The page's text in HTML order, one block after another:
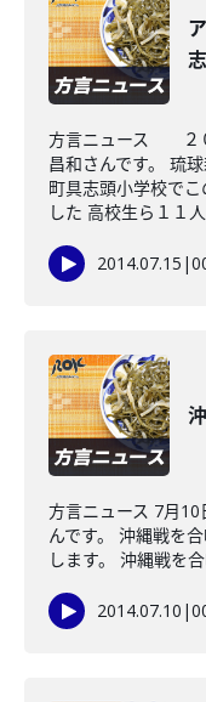
方言ニュース ２０
昌和さんです。 琉
町具志頭小学校で
した 高校生ら１１人
2014.07.15 |
方言ニュース 7月
んです。 沖縄戦を
します。 沖縄戦を
2014.07.10 |